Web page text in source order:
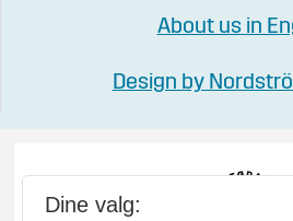
About us in
Design by
Dine valg: